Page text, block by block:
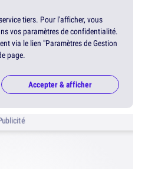
tiers. Pour l'afficher, vous
vos paramètres de confidentialité.
via le lien "Paramètres de Gestion
page.
Accepter & afficher